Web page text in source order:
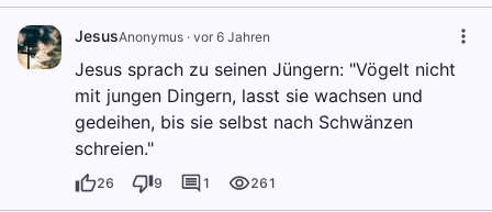
JesusAnonymus · vor 6 Jahren
Jesus sprach zu seinen Jüngern: "Vögelt nicht
mit jungen Dingern, lasst sie wachsen und
gedeihen, bis sie selbst nach Schwänzen
schreien."
26 9 1 261